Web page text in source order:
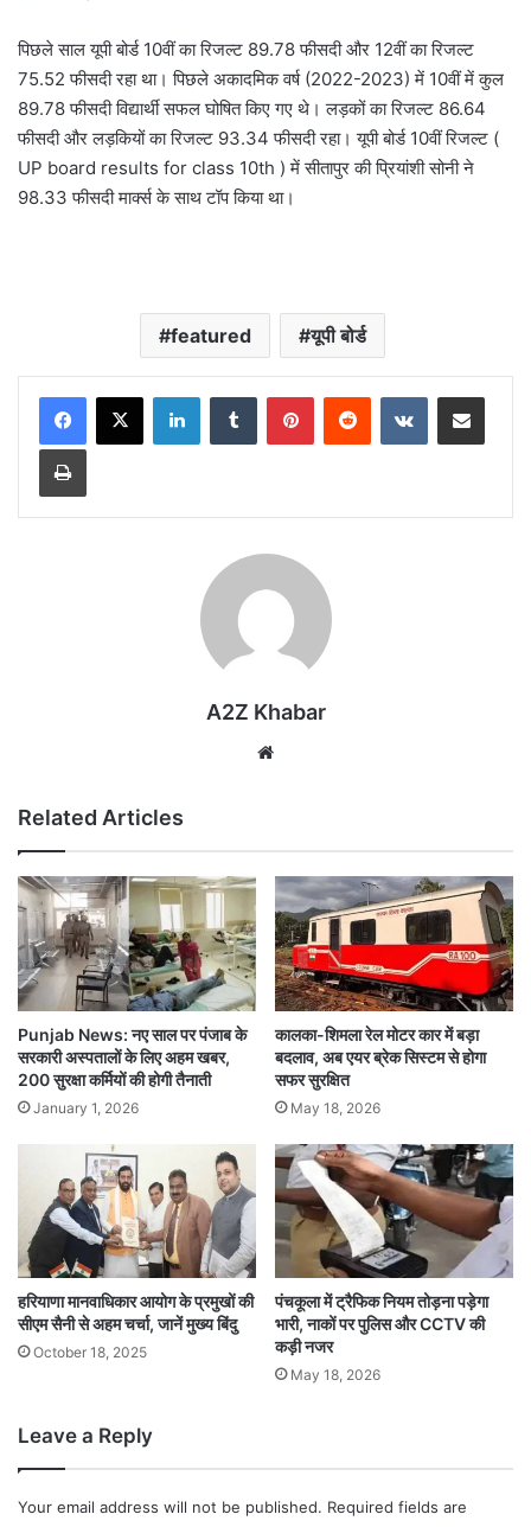
पिछले साल यूपी बोर्ड 10वीं का रिजल्ट 89.78 फीसदी और 12वीं का रिजल्ट
75.52 फीसदी रहा था। पिछले अकादमिक वर्ष (2022-2023) में 10वीं में कुल
89.78 फीसदी विद्यार्थी सफल घोषित किए गए थे। लड़कों का रिजल्ट 86.64
फीसदी और लड़कियों का रिजल्ट 93.34 फीसदी रहा। यूपी बोर्ड 10वीं रिजल्ट (
UP board results for class 10th ) में सीतापुर की प्रियांशी सोनी ने
98.33 फीसदी मार्क्स के साथ टॉप किया था।
featured यूपी बोर्ड
LinkedInTumblr PinterestReddit VKontakteShare via Email
Print
A2Z Khabar
Related Articles
Punjab News: नए साल पर पंजाब के
सरकारी अस्पतालों के लिए अहम खबर,
200 सुरक्षा कर्मियों की होगी तैनाती
January 1, 2026
कालका-शिमला रेल मोटर कार में बड़ा
बदलाव, अब एयर ब्रेक सिस्टम से होगा
सफर सुरक्षित
May 18, 2026
हरियाणा मानवाधिकार आयोग के प्रमुखों की
सीएम सैनी से अहम चर्चा, जानें मुख्य बिंदु
October 18, 2025
पंचकूला में ट्रैफिक नियम तोड़ना पड़ेगा
भारी, नाकों पर पुलिस और CCTV की
कड़ी नजर
May 18, 2026
Leave a Reply
Your email address will not be published. Required fields are